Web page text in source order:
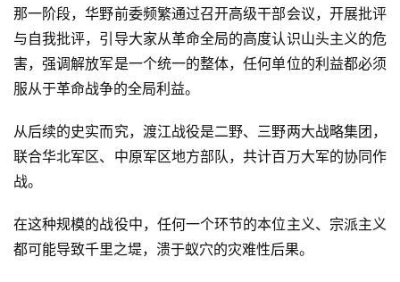
那一阶段，华野前委频繁通过召开高级干部会议，开展批评
与自我批评，引导大家从革命全局的高度认识山头主义的危
害，强调解放军是一个统一的整体，任何单位的利益都必须
服从于革命战争的全局利益。
从后续的史实而究，渡江战役是二野、三野两大战略集团，
联合华北军区、中原军区地方部队，共计百万大军的协同作
战。
在这种规模的战役中，任何一个环节的本位主义、宗派主义
都可能导致千里之堤，溃于蚁穴的灾难性后果。